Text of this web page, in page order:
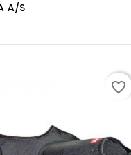
A/S
favorite_border